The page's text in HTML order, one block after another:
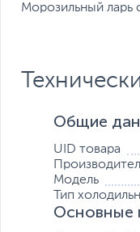
Морозильный ларь
Общие
UID товара
Модель
Тип
Основные